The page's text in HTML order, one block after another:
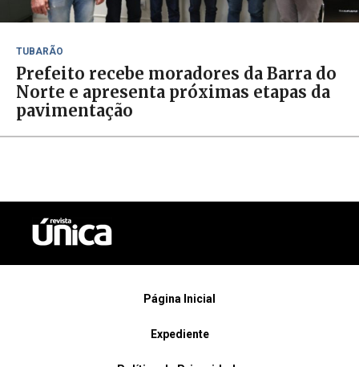
TUBARÃO
Prefeito recebe moradores da Barra do
Norte e apresenta próximas etapas da
pavimentação
Página Inicial
Expediente